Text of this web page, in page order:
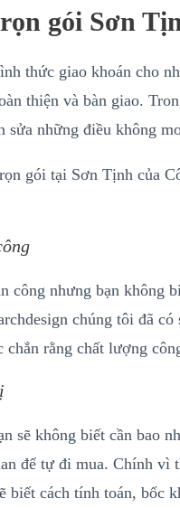
gói Sơn
thức giao khoán cho
thiện và bàn giao.
sửa những điều không
gói tại Sơn Tịnh của
công nhưng bạn không
chúng tôi đã
chắn rằng chất lượng
sẽ không biết cần bao
để tự đi mua. Chính
biết cách tính toán, bốc